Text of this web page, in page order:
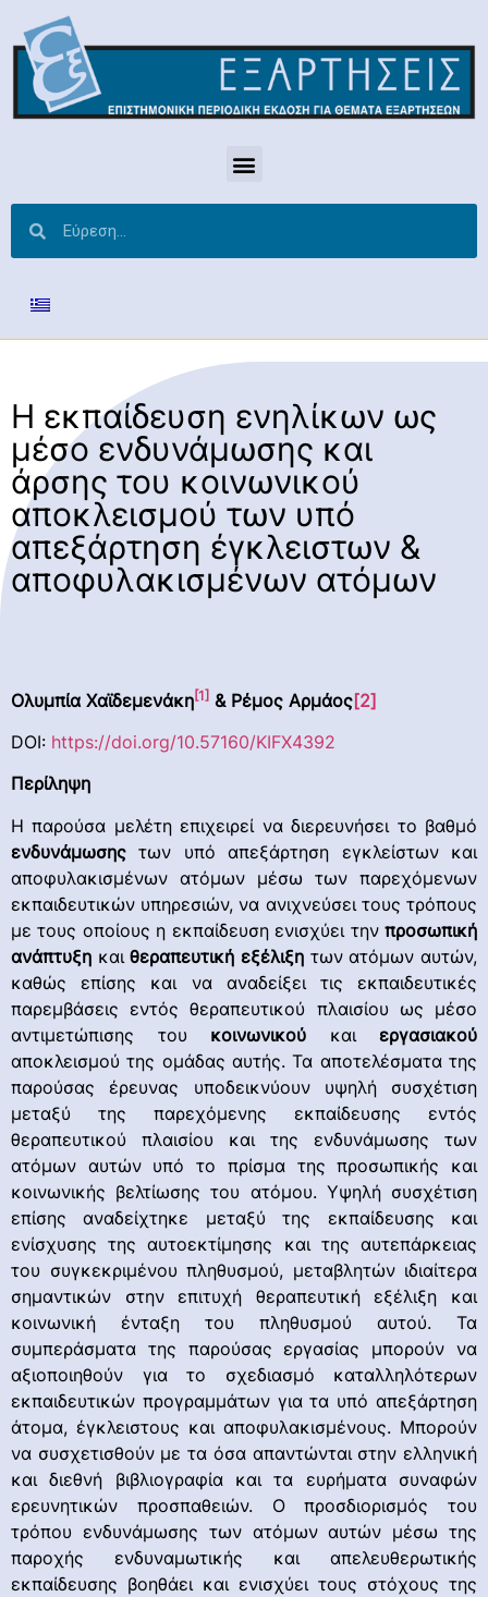
Η εκπαίδευση ενηλίκων ως
μέσο ενδυνάμωσης και
άρσης του κοινωνικού
αποκλεισμού των υπό
απεξάρτηση έγκλειστων &
αποφυλακισμένων ατόμων
Ολυμπία Χαϊδεμενάκη[1] & Ρέμος Αρμάος[2]
DOI: https://doi.org/10.57160/KIFX4392
Περίληψη
Η παρούσα μελέτη επιχειρεί να διερευνήσει το βαθμό
ενδυνάμωσης των υπό απεξάρτηση εγκλείστων και
αποφυλακισμένων ατόμων μέσω των παρεχόμενων
εκπαιδευτικών υπηρεσιών, να ανιχνεύσει τους τρόπους
με τους οποίους η εκπαίδευση ενισχύει την προσωπική
ανάπτυξη καιθεραπευτική εξέλιξη των ατόμων αυτών,
καθώς επίσης και να αναδείξει τις εκπαιδευτικές
παρεμβάσεις εντός θεραπευτικού πλαισίου ως μέσο
αντιμετώπισης του κοινωνικού και εργασιακού
αποκλεισμού της ομάδας αυτής. Τα αποτελέσματα της
παρούσας έρευνας υποδεικνύουν υψηλή συσχέτιση
μεταξύ της παρεχόμενης εκπαίδευσης εντός
θεραπευτικού πλαισίου και της ενδυνάμωσης των
ατόμων αυτών υπό το πρίσμα της προσωπικής και
κοινωνικής βελτίωσης του ατόμου. Υψηλή συσχέτιση
επίσης αναδείχτηκε μεταξύ της εκπαίδευσης και
ενίσχυσης της αυτοεκτίμησης και της αυτεπάρκειας
του συγκεκριμένου πληθυσμού, μεταβλητών ιδιαίτερα
σημαντικών στην επιτυχή θεραπευτική εξέλιξη και
κοινωνική ένταξη του πληθυσμού αυτού. Τα
συμπεράσματα της παρούσας εργασίας μπορούν να
αξιοποιηθούν για το σχεδιασμό καταλληλότερων
εκπαιδευτικών προγραμμάτων για τα υπό απεξάρτηση
άτομα, έγκλειστους και αποφυλακισμένους. Μπορούν
να συσχετισθούν με τα όσα απαντώνται στην ελληνική
και διεθνή βιβλιογραφία και τα ευρήματα συναφών
ερευνητικών προσπαθειών. Ο προσδιορισμός του
τρόπου ενδυνάμωσης των ατόμων αυτών μέσω της
παροχής ενδυναμωτικής και απελευθερωτικής
εκπαίδευσης βοηθάει και ενισχύει τους στόχους της